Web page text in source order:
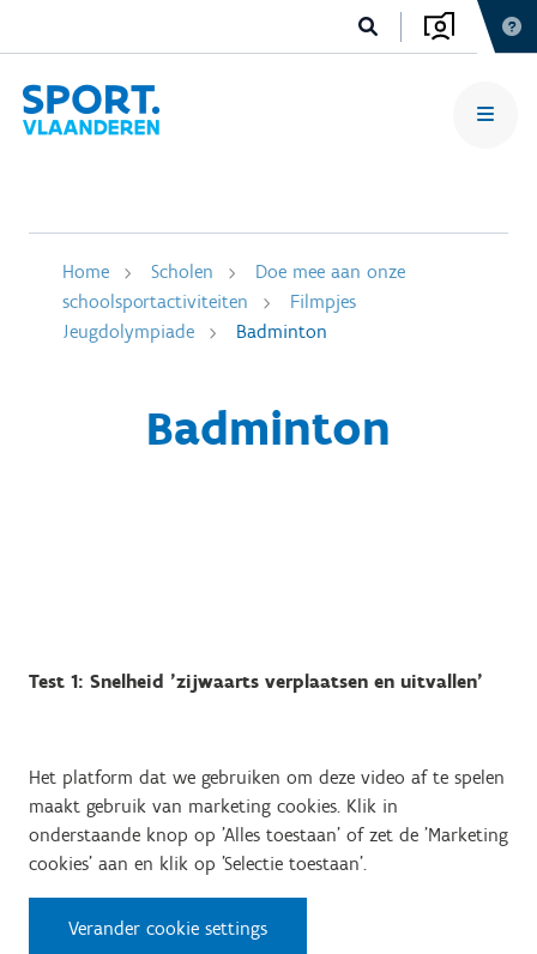
Home Scholen
Doe mee aan onze
schoolsportactiviteiten
Filmpjes
Jeugdolympiade
Badminton
Badminton
Test 1: Snelheid 'zijwaarts verplaatsen en uitvallen'
Het platform dat we gebruiken om deze video af te spelen
maakt gebruik van marketing cookies. Klik in
onderstaande knop op 'Alles toestaan' of zet de 'Marketing
cookies' aan en klik op 'Selectie toestaan'.
Verander cookie settings